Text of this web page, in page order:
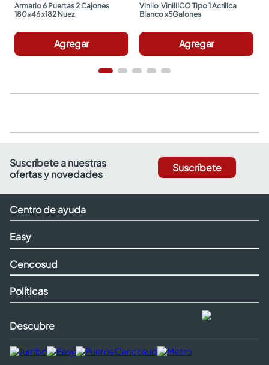
Armario 6 Puertas 2 Cajones
180x46 x182 Nuez
Agregar
Vinilo  ViniliICO Tipo 1 Acrílica
Blanco x5Galones
Agregar
Suscríbete a nuestras
ofertas y novedades
Suscríbete
Centro de ayuda
Easy
Cencosud
Políticas
Descubre